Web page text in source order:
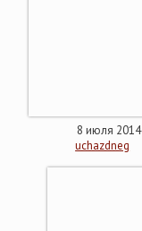
8 июля 2014
uchazdneg